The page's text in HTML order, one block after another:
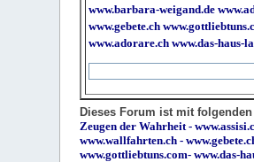
www.barbara-weigand.de
www.gebete.ch
www.adorare.ch www.das-haus-
Dieses Forum ist mit
Zeugen der Wahrheit -
www.wallfahrten.ch -
www.gottliebtuns.com-www.das-